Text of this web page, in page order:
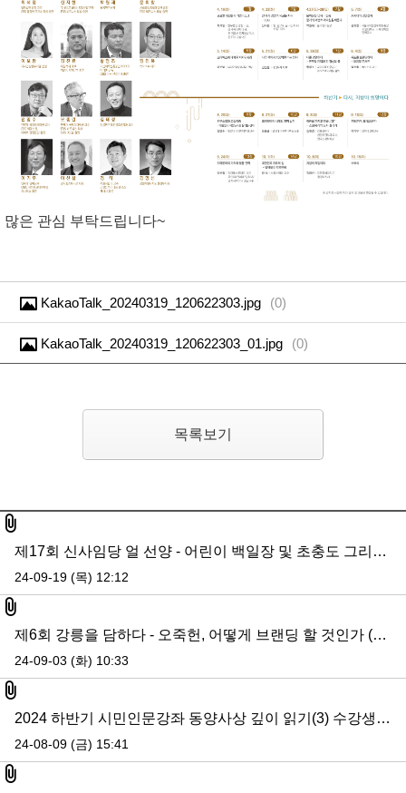
많은 관심 부탁드립니다~
KakaoTalk_20240319_120622303.jpg (0)
KakaoTalk_20240319_120622303_01.jpg (0)
목록보기
첨부파일
제17회 신사임당 얼 선양 - 어린이 백일장 및 초충도 그리기 대회
24-09-19 (목) 12:12
첨부파일
제6회 강릉을 담하다 - 오죽헌, 어떻게 브랜딩 할 것인가 (두번째 이야기)
24-09-03 (화) 10:33
첨부파일
2024 하반기 시민인문강좌 동양사상 깊이 읽기(3) 수강생 모집
24-08-09 (금) 15:41
첨부파일